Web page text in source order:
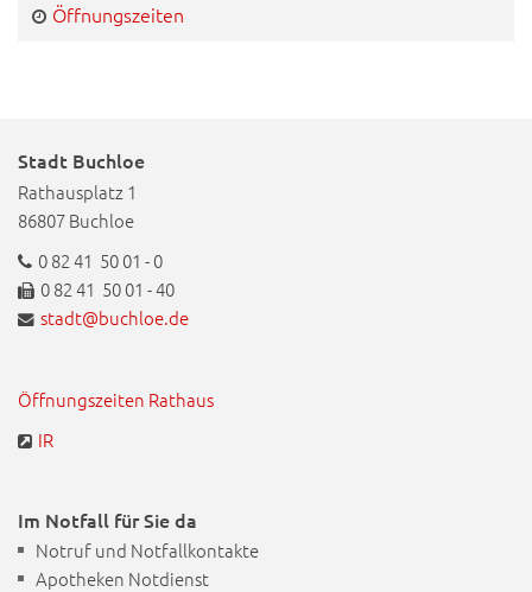
Öffnungszeiten
Stadt Buchloe
Rathausplatz 1
86807 Buchloe
0 82 41 50 01 - 0
0 82 41 50 01 - 40
stadt@buchloe.de
Öffnungszeiten Rathaus
IR
Im Notfall für Sie da
Notruf und Notfallkontakte
Apotheken Notdienst